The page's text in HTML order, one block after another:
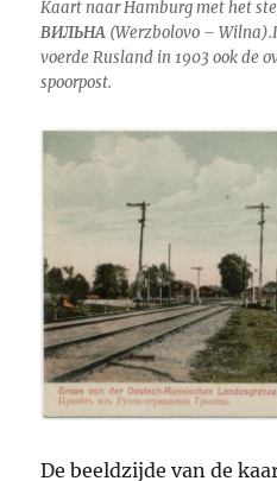
Kaart naar Hamburg met het
ВИЛЬНА (Werzbolovo –
voerde Rusland in 1903 ook de
spoorpost.
De beeldzijde van de